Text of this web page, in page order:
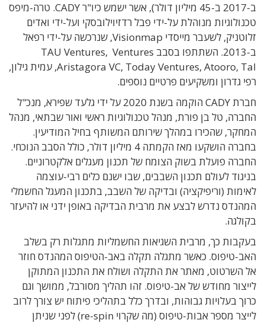
ב-2017 ב-45 מיליון דולר), אשר ישמש כיו"ר CADY.
טרה-מיפס
טכנולוגיות מנוהלת על-ידי פבל רדזיוילובסקי ועל-ידי ואדים
זלוטניק, לשעבר מייסדי Visionmap, שנרכשה על-ידי רפאל
ב-2013.
השתתפו בסבב TAU Ventures, Ventures
Aristagora VC, Today Ventures, Atooro, Tal, עמית גילון,
רפי גדרון ומשקיעים פרטיים נוספים.
חברת CADY הוקמה בשנת 2020 על ידי גלעד שפירא, מנכ"ל
החברה, טל בן פורת, מנהל טכנולוגיות ראשי ואור שבתאי, מנהל
המחקר, שהכירו במהלך שירותם המשותף בחיל המודיעין.
בחברה הושקעו מאז הקמתה 4 מיליון דולר, כולל הסבב הנוכחי.
החברה פועלת בשוק הצומח של תכנון מעגלים אלקטרוניים.
בניגוד לעולם תכנון השבבים, שבו ישנם כלים רבי-עוצמה
לאימות (וריפיקציה) ובדיקה של השבב, בתכנון המעגל החשמלי
המהנדס נדרש לבצע את מרבית הבדיקה באופן ידני או להיעזר
בקולגה.
בעקבות כך, מרבית השגיאות החשמליות מתגלות רק בשלב
האב-טיפוס. כאשר מתגלה תקלה באב-הטיפוס המהנדס חוזר
אל השרטוט, מאתר את התקלה ושולח את התכנון המתוקן
לייצור מחודש של אב-טיפוס. זהו תהליך מסורבל, ממושך וגם
כרוך בעלויות גבוהות, ובדרך כלל בתהליכי פיתוח יש צורך לרוב
לייצר מספר אבות-טיפוס (מה שקרוי re-spin) לפני שניתן